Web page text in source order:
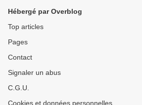
Hébergé par Overblog
Top articles
Pages
Contact
Signaler un abus
C.G.U.
Cookies et données personnelles